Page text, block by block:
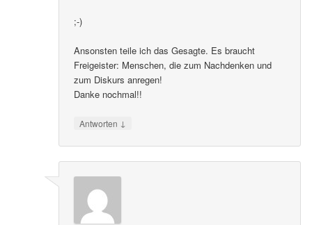
;-)
Ansonsten teile ich das Gesagte. Es braucht
Freigeister: Menschen, die zum Nachdenken und
zum Diskurs anregen!
Danke nochmal!!
Antworten ↓